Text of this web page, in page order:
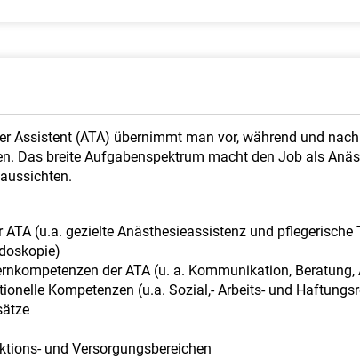
Assistent (ATA) übernimmt man vor, während und
Das breite Aufgabenspektrum macht den Job als
ATA (u.a. gezielte Anästhesieassistenz und
der ATA (u. a. Kommunikation,
Kompetenzen (u.a. Sozial,- Arbeits- und
und Versorgungsbereichen